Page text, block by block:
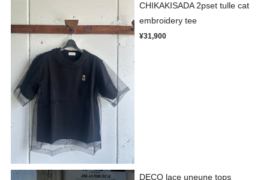
CHIKAKISADA 2pset tulle cat
embroidery tee
¥31,900
DECO lace uneune tops